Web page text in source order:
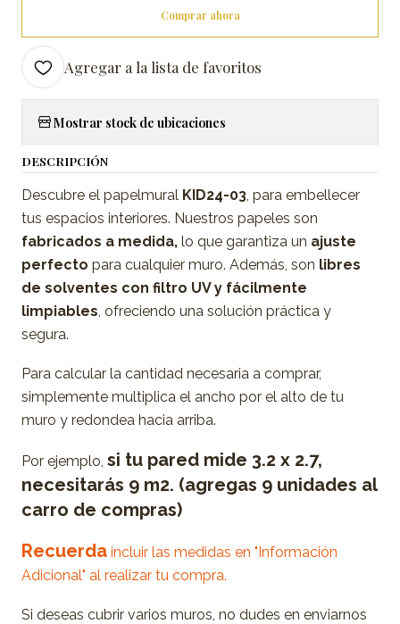
Comprar ahora
Agregar a la lista de favoritos
Mostrar stock de ubicaciones
DESCRIPCIÓN
Descubre el papelmural KID24-03, para embellecer
tus espacios interiores. Nuestros papeles son
fabricados a medida, lo que garantiza un ajuste
perfecto para cualquier muro. Además, son libres
de solventes con filtro UV y fácilmente
limpiables, ofreciendo una solución práctica y
segura.
Para calcular la cantidad necesaria a comprar,
simplemente multiplica el ancho por el alto de tu
muro y redondea hacia arriba.
Por ejemplo, si tu pared mide 3.2 x 2.7,
necesitarás 9 m2. (agregas 9 unidades al
carro de compras)
Recuerda incluir las medidas en "Información
Adicional" al realizar tu compra.
Si deseas cubrir varios muros, no dudes en enviarnos